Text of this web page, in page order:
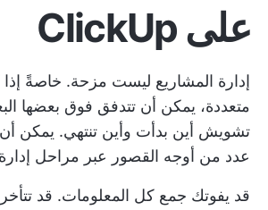
على ClickUp
إدارة المشاريع ليست مزحة. خاصةً
متعددة، يمكن أن تتدفق فوق بعضها
تشويش أين بدأت وأين تنتهي. يمكن
عدد من أوجه القصور عبر مراحل
قد يفوتك جمع كل المعلومات. قد تتأخر